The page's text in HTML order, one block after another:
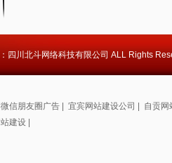
四川北斗网络科技有限公司 ALL Rights
信朋友圈广告 宜宾网站建设公司
自贡网
建设